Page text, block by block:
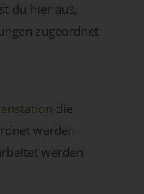
du hier aus,
zugeordnet
die
werden
werden